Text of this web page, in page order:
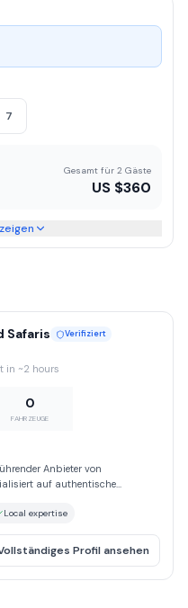
7
Gesamt für 2 Gäste
US $360
Safaris Verifiziert
in ~2 hours
0
FAHRZEUGE
Anbieter von
auf authentische
Local expertise
Profil ansehen